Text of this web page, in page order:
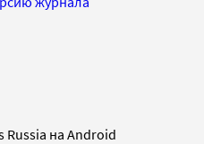
на Android